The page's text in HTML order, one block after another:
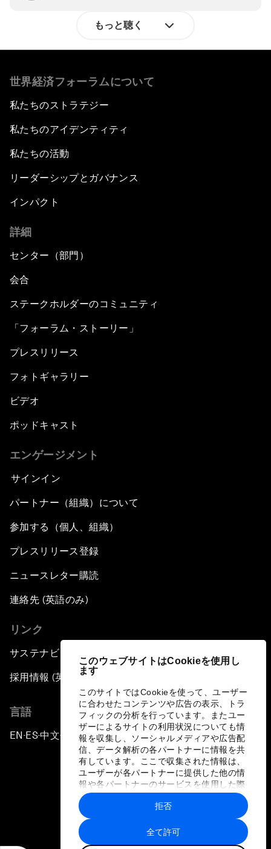
このウェブサイトはCookieを使用し
ます
このサイトではCookieを使って、ユーザー
に合わせたコンテンツや広告の表示、トラ
フィックの分析を行っています。またユー
ザーによるサイトの利用状況についても情
報を収集し、ソーシャルメディアや広告配
信、データ解析の各パートナーに情報を共
有しています。ここで収集された情報は、
ユーザーが各パートナーに提供した他の情
報や各パートナーのサービスを使用した際
に収集された情報と組み合わされ、各パー
トナーによって使用されることがありま
す。
全て許可
拒否
もっと聴く
世界経済フォーラムについて
私たちのストラテジー
私たちのアイデンティティ
私たちの活動
リーダーシップとガバナンス
インパクト
詳細
センター（部門）
会合
ステークホルダーのコミュニティ
「フォーラム・ストーリー」
プレスリリース
フォトギャラリー
ビデオ
ポッドキャスト
エンゲージメント
サインイン
パートナー（組織）について
参加する（個人、組織）
プレスリリース登録
ニュースレター購読
連絡先 (英語のみ)
リンク
サステナビリティへの取り組み
採用情報 (英語のみ)
言語
EN ▪ES▪中文▪ 日本語
プライバシーポリシーと利用規約
サイトマップ